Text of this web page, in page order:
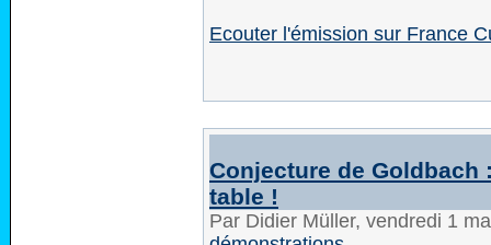
Ecouter l'émission sur France
Conjecture de
table !
Par Didier Müller, vendredi 1